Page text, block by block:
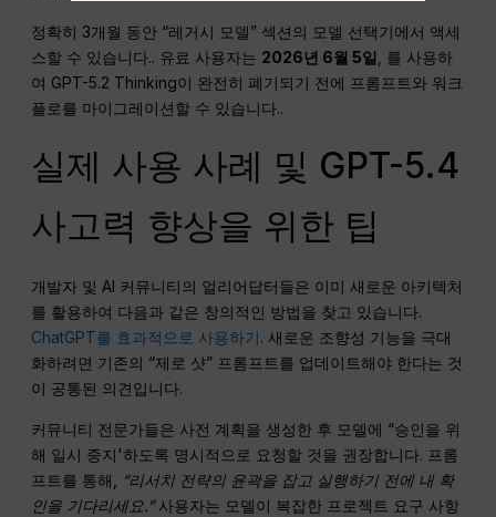
정확히 3개월 동안 “레거시 모델” 섹션의 모델 선택기에서 액세
스할 수 있습니다.. 유료 사용자는 2026년 6월 5일 , 를 사용하
여 GPT-5.2 Thinking이 완전히 폐기되기 전에 프롬프트와 워크
플로를 마이그레이션할 수 있습니다..
실제 사용 사례 및 GPT-5.4
사고력 향상을 위한 팁
개발자 및 AI 커뮤니티의 얼리어답터들은 이미 새로운 아키텍처
를 활용하여 다음과 같은 창의적인 방법을 찾고 있습니다.
ChatGPT를 효과적으로 사용하기. 새로운 조향성 기능을 극대
화하려면 기존의 “제로 샷” 프롬프트를 업데이트해야 한다는 것
이 공통된 의견입니다.
커뮤니티 전문가들은 사전 계획을 생성한 후 모델에 “승인을 위
해 일시 중지'하도록 명시적으로 요청할 것을 권장합니다. 프롬
프트를 통해,
“리서치 전략의 윤곽을 잡고 실행하기 전에 내 확
인을 기다리세요.”사용자는 모델이 복잡한 프로젝트 요구 사항